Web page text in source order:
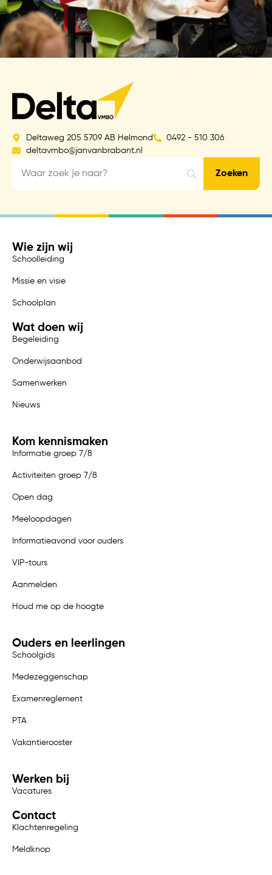
Deltaweg 205 5709 AB Helmond
0492 - 510 306
deltavmbo@janvanbrabant.nl
Wie zijn wij
Schoolleiding
Missie en visie
Schoolplan
Wat doen wij
Begeleiding
Onderwijsaanbod
Samenwerken
Nieuws
Kom kennismaken
Informatie groep 7/8
Activiteiten groep 7/8
Open dag
Meeloopdagen
Informatieavond voor ouders
VIP-tours
Aanmelden
Houd me op de hoogte
Ouders en leerlingen
Schoolgids
Medezeggenschap
Examenreglement
PTA
Vakantierooster
Werken bij
Vacatures
Contact
Klachtenregeling
Meldknop